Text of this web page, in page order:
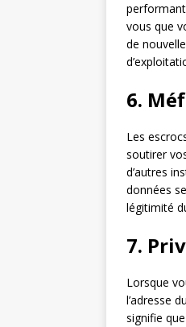
vous que
de
6.
Les
soutirer
d’autres
données
légitimité
7.
Lorsque
l’adresse
signifie